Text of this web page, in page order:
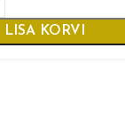
LISA KORVI